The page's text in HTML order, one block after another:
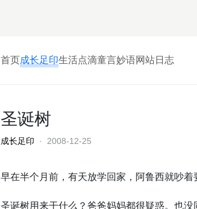
首页成长足印生活点滴童言妙语网站日志
圣诞树
成长足印 · 2008-12-25
早在半个月前，有天放学回家，阿鲁西就吵着
圣诞树用来干什么？爸爸妈妈都很疑惑。也